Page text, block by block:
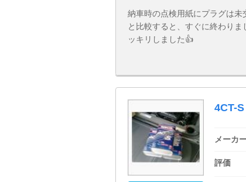
納車時の点検用紙にプラグは
と比較すると、すぐに終わり
ッキリしました👍
4CT-
メーカ
評価